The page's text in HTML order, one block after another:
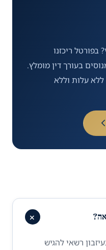
בפורטל ריכזנו
בעורך דין מומלץ.
עלות וללא
+
רשאי להגיש